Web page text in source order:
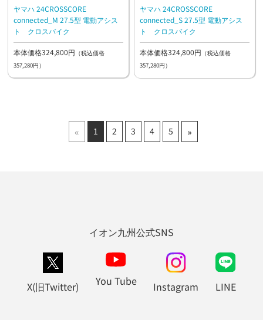
ヤマハ 24CROSSCORE
connected_M 27.5型 電動アシス
ト クロスバイク
本体価格324,800円 （税込価格
357,280円）
ヤマハ 24CROSSCORE
connected_S 27.5型 電動アシス
ト クロスバイク
本体価格324,800円 （税込価格
357,280円）
« 1 2 3 4 5 »
イオン九州公式SNS
X(旧Twitter) You Tube Instagram LINE